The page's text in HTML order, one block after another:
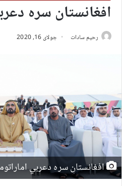
افغانستان سره
رحیم سادات جولای 16, 2020
افغانستان سره دعربي